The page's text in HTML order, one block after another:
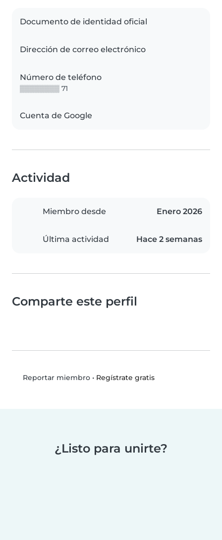
Documento de identidad oficial
Dirección de correo electrónico
Número de teléfono
▒▒▒▒▒▒▒▒ 71
Cuenta de Google
Actividad
Miembro desde Enero 2026
Última actividad Hace 2 semanas
Comparte este perfil
Reportar miembro• Regístrate gratis
¿Listo para unirte?